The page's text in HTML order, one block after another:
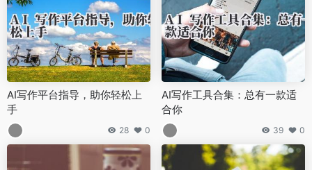
AI写作平台指导，助你轻松上
手
28 0
AI写作工具合集：总有一款适
合你
39 0